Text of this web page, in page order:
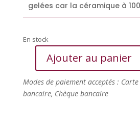
gelées car la céramique à
En stock
quantité
Rouge
gorge
Ajouter au panier
Modes de paiement acceptés :
bancaire, Chèque bancaire